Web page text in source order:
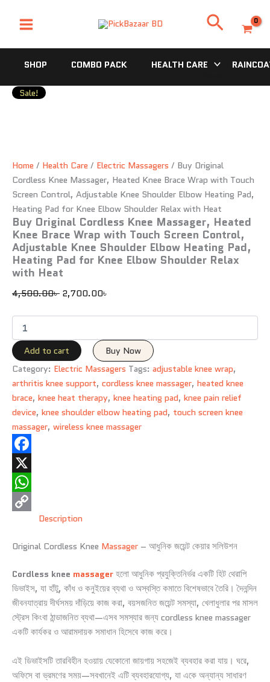
Search
SHOP COMBO PACK HEALTH CARE
Sale!
Home / Health Care / Electric Massagers / Buy Original
Cordless Knee Massager, Heated Knee Brace Wrap with Touch
Screen Control, Adjustable Knee Shoulder Elbow Heating Pad,
Heating Pad for Knee Elbow Shoulder Relax with Heat
Buy Original Cordless Knee Massager, Heated
Knee Brace Wrap with Touch Screen Control,
Adjustable Knee Shoulder Elbow Heating Pad,
Heating Pad for Knee Elbow Shoulder Relax
with Heat
4,500.00৳
4,500.00৳ .
2,700.00৳
price
2,700.00৳ .
Original
Cordless
Heated
Brace
Wrap
Adjustable
Knee
Shoulder
Elbow
Heating
Pad,
Heating
Pad
for
Knee
Shoulder
with
Heat
quantity
Add to cart
Buy Now
Category: Electric Massagers Tags: adjustable knee wrap,
arthritis knee support, cordless knee massager, heated knee
brace, knee heat therapy, knee heating pad, knee pain relief
device, knee shoulder elbow heating pad, touch screen knee
massager, wireless knee massager
Facebook
X
WhatsApp
Link
Description
Original Cordless Knee Massager – আধুনিক জয়েন্ট কেয়ার সলিউশন
Cordless knee massagerহলো আধুনিক প্রযুক্তিনির্ভর একটি হিট থেরাপি
ডিভাইস, যা হাঁটু, কাঁধ ও কনুইয়ের ব্যথা ও অস্বস্তি কমাতে বিশেষভাবে তৈরি। দৈনন্দিন
জীবনযাত্রায় দীর্ঘসময় দাঁড়িয়ে কাজ করা, বয়সজনিত জয়েন্ট সমস্যা, খেলাধুলার পর মাসল
স্ট্রেস কিংবা ঠান্ডাজনিত ব্যথা—এসব সমস্যার জন্য cordless knee massager
একটি কার্যকর ও আরামদায়ক সমাধান হিসেবে কাজ করে।
এই ডিভাইসটি তারবিহীন হওয়ায় যেকোনো জায়গায় সহজেই ব্যবহার করা যায়। ঘরে,
অফিসে বা ভ্রমণের সময়—সবখানেই এটি ব্যবহারযোগ্য, যা একে অন্যান্য সাধারণ
price
2,050.00৳ .
price
1,550.00৳ .
price
10,500.00৳ .
price
5,900.00৳ .
price
1,500.00৳ .
price
900.00৳ .
price
1,500.00৳ .
price
1,000.00৳ .